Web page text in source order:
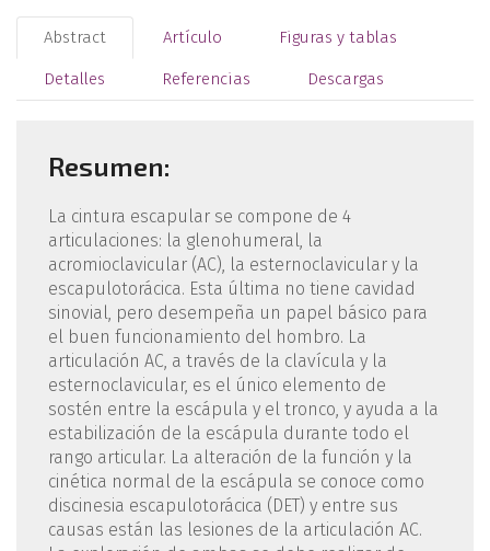
Abstract Artículo Figuras y tablas
Detalles Referencias Descargas
Resumen:
La cintura escapular se compone de 4
articulaciones: la glenohumeral, la
acromioclavicular (AC), la esternoclavicular y la
escapulotorácica. Esta última no tiene cavidad
sinovial, pero desempeña un papel básico para
el buen funcionamiento del hombro. La
articulación AC, a través de la clavícula y la
esternoclavicular, es el único elemento de
sostén entre la escápula y el tronco, y ayuda a la
estabilización de la escápula durante todo el
rango articular. La alteración de la función y la
cinética normal de la escápula se conoce como
discinesia escapulotorácica (DET) y entre sus
causas están las lesiones de la articulación AC.